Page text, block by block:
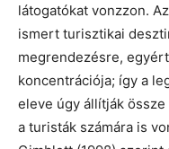
látogatókat vonzzon.
ismert turisztikai
megrendezésre,
koncentrációja; így a
eleve úgy állítják
a turisták számára is